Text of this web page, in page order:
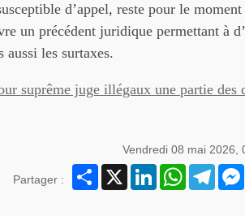
d’appel, reste pour le
un précédent juridique permettant à
aussi les surtaxes.
suprême juge illégaux une partie des
Vendredi 08 mai 2026,
Partager :
Partager
X LinkedInWhatsApp